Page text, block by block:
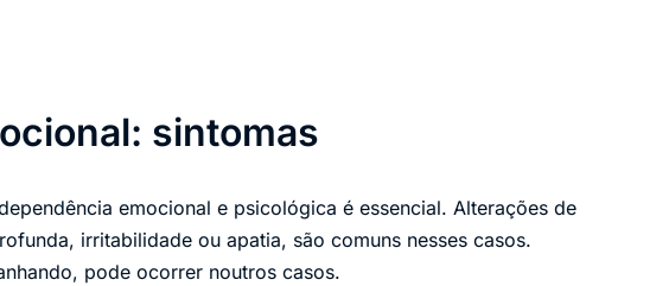
sintomas
emocional e psicológica é essencial. Alterações de
irritabilidade ou apatia, são comuns nesses casos.
pode ocorrer noutros casos.